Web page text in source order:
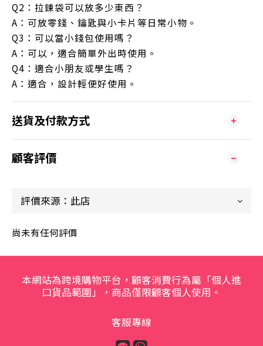
Q2：拉鍊袋可以放多少東西？
A：可放零錢、鑰匙與小卡片等日常小物。
Q3：可以當小錢包使用嗎？
A：可以，適合簡單外出時使用。
Q4：適合小朋友或學生嗎？
A：適合，設計輕便好使用。
送貨及付款方式
顧客評價
尚未有任何評價
本網站為跨境購物平台，顧客消費行為屬「個人進
口貨品範圍」，商品僅限顧客個人使用。
客服專線